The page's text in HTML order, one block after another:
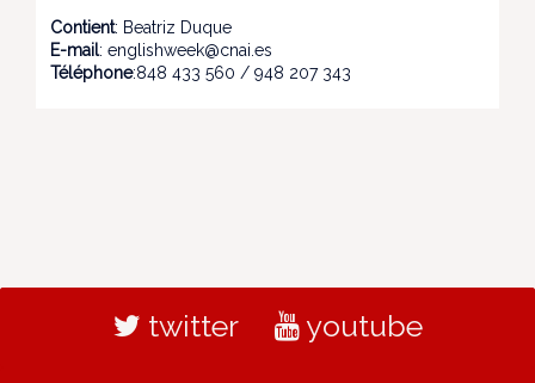
Contient: Beatriz Duque
E-mail: englishweek@cnai.es
Téléphone:848 433 560 / 948 207 343
twitter youtube